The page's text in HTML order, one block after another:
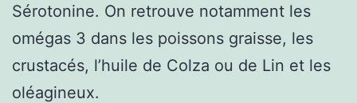
Sérotonine. On retrouve notamment les
omégas 3 dans les poissons graisse, les
crustacés, l’huile de Colza ou de Lin et les
oléagineux.